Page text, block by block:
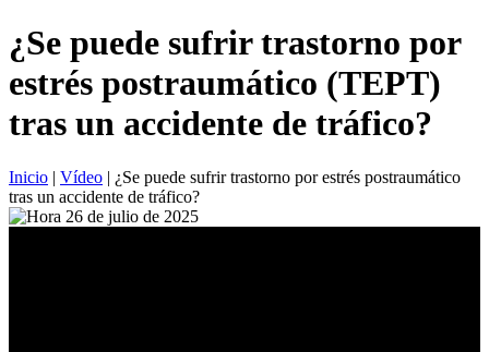
¿Se puede sufrir trastorno por
estrés postraumático (TEPT)
tras un accidente de tráfico?
Inicio | Vídeo | ¿Se puede sufrir trastorno por estrés postraumático
tras un accidente de tráfico?
26 de julio de 2025